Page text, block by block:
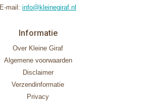
E-mail: info@kleinegiraf.nl
Informatie
Over Kleine Giraf
Algemene voorwaarden
Disclaimer
Verzendinformatie
Privacy